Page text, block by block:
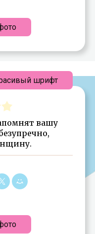
вашу
шрифт